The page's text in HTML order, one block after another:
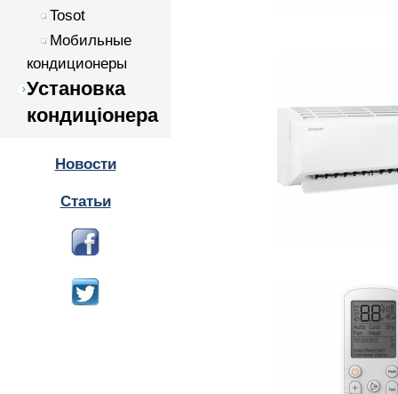
Tosot
Мобильные
кондиционеры
Установка
кондиціонера
Новости
Статьи